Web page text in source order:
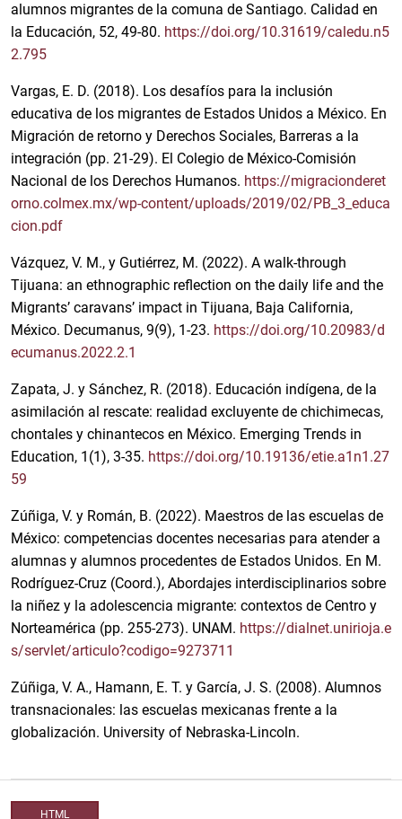
alumnos migrantes de la comuna de Santiago. Calidad en
la Educación, 52, 49-80. https://doi.org/10.31619/caledu.n5
2.795
Vargas, E. D. (2018). Los desafíos para la inclusión
educativa de los migrantes de Estados Unidos a México. En
Migración de retorno y Derechos Sociales, Barreras a la
integración (pp. 21-29). El Colegio de México-Comisión
Nacional de los Derechos Humanos. https://migracionderet
orno.colmex.mx/wp-content/uploads/2019/02/PB_3_educa
cion.pdf
Vázquez, V. M., y Gutiérrez, M. (2022). A walk-through
Tijuana: an ethnographic reflection on the daily life and the
Migrants’ caravans’ impact in Tijuana, Baja California,
México. Decumanus, 9(9), 1-23. https://doi.org/10.20983/d
ecumanus.2022.2.1
Zapata, J. y Sánchez, R. (2018). Educación indígena, de la
asimilación al rescate: realidad excluyente de chichimecas,
chontales y chinantecos en México. Emerging Trends in
Education, 1(1), 3-35. https://doi.org/10.19136/etie.a1n1.27
59
Zúñiga, V. y Román, B. (2022). Maestros de las escuelas de
México: competencias docentes necesarias para atender a
alumnas y alumnos procedentes de Estados Unidos. En M.
Rodríguez-Cruz (Coord.), Abordajes interdisciplinarios sobre
la niñez y la adolescencia migrante: contextos de Centro y
Norteamérica (pp. 255-273). UNAM. https://dialnet.unirioja.e
s/servlet/articulo?codigo=9273711
Zúñiga, V. A., Hamann, E. T. y García, J. S. (2008). Alumnos
transnacionales: las escuelas mexicanas frente a la
globalización. University of Nebraska-Lincoln.
HTML